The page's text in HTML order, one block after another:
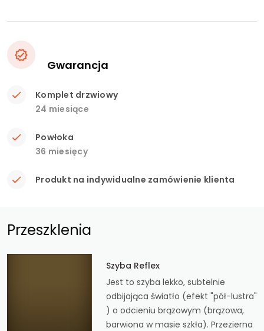
Gwarancja
Komplet drzwiowy
24 miesiące
Powłoka
36 miesięcy
Produkt na indywidualne zamówienie klienta
Przeszklenia
Szyba Reflex
Jest to szyba lekko, subtelnie
odbijająca światło (efekt "pół-lustra"
) o odcieniu brązowym (brązowa,
barwiona w masie szkła). Przezierna